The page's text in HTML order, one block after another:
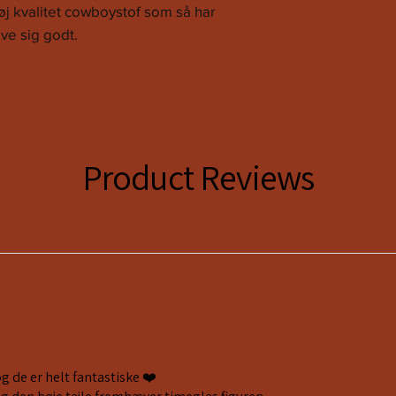
kvalitet cowboystof som så har
sig godt.
Product Reviews
de er helt fantastiske ❤️